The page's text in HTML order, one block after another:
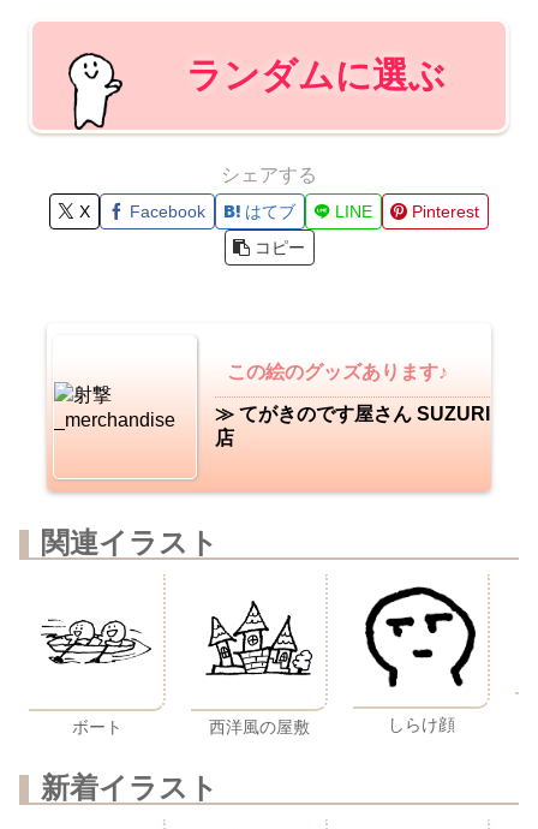
ランダムに選ぶ
シェアする
X Facebook はてブ LINE
Pinterest
コピー
この絵のグッズあります♪
≫ てがきのです屋さん SUZURI
店
関連イラスト
ボート 西洋風の屋敷 しらけ顔
新着イラスト